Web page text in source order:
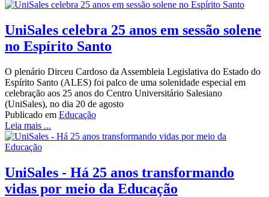
UniSales celebra 25 anos em sessão solene
no Espírito Santo
O plenário Dirceu Cardoso da Assembleia Legislativa do Estado do
Espírito Santo (ALES) foi palco de uma solenidade especial em
celebração aos 25 anos do Centro Universitário Salesiano
(UniSales), no dia 20 de agosto
Publicado em Educação
Leia mais ...
UniSales - Há 25 anos transformando
vidas por meio da Educação